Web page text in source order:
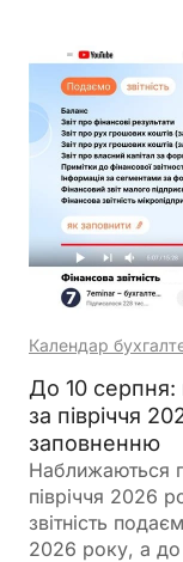
Календар
До 10 серпня:
за півріччя
заповненню
Наближаються
півріччя 2026
звітність
2026 року, а